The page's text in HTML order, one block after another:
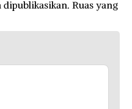
dipublikasikan. Ruas yang